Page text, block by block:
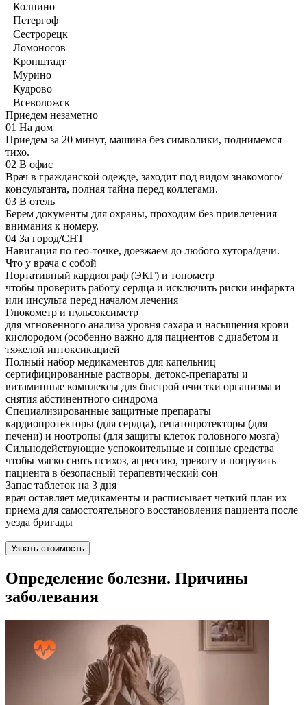
Колпино
Петергоф
Сестрорецк
Ломоносов
Кронштадт
Мурино
Кудрово
Всеволожск
Приедем незаметно
01 На дом
Приедем за 20 минут, машина без символики, поднимемся
тихо.
02 В офис
Врач в гражданской одежде, заходит под видом знакомого/
консультанта, полная тайна перед коллегами.
03 В отель
Берем документы для охраны, проходим без привлечения
внимания к номеру.
04 За город/СНТ
Навигация по гео-точке, доезжаем до любого хутора/дачи.
Что у врача с собой
Портативный кардиограф (ЭКГ) и тонометр
чтобы проверить работу сердца и исключить риски инфаркта
или инсульта перед началом лечения
Глюкометр и пульсоксиметр
для мгновенного анализа уровня сахара и насыщения крови
кислородом (особенно важно для пациентов с диабетом и
тяжелой интоксикацией
Полный набор медикаментов для капельниц
сертифицированные растворы, детокс-препараты и
витаминные комплексы для быстрой очистки организма и
снятия абстинентного синдрома
Специализированные защитные препараты
кардиопротекторы (для сердца), гепатопротекторы (для
печени) и ноотропы (для защиты клеток головного мозга)
Сильнодействующие успокоительные и сонные средства
чтобы мягко снять психоз, агрессию, тревогу и погрузить
пациента в безопасный терапевтический сон
Запас таблеток на 3 дня
врач оставляет медикаменты и расписывает четкий план их
приема для самостоятельного восстановления пациента после
уезда бригады
Узнать стоимость
Определение болезни. Причины
заболевания